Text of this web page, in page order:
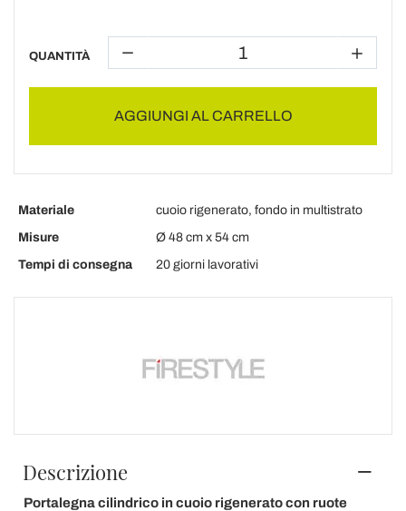
QUANTITÀ
AGGIUNGI AL CARRELLO
Materiale
cuoio rigenerato, fondo in multistrato
Misure
Ø 48 cm x 54 cm
Tempi di consegna
20 giorni lavorativi
Descrizione
Portalegna cilindrico in cuoio rigenerato con ruote